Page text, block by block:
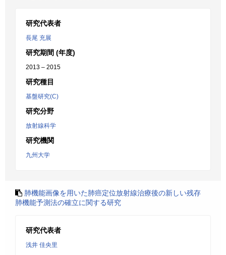
研究代表者
長尾 充展
研究期間 (年度)
2013 – 2015
研究種目
基盤研究(C)
研究分野
放射線科学
研究機関
九州大学
肺機能画像を用いた肺癌定位放射線治療後の新しい残存
肺機能予測法の確立に関する研究
研究代表者
浅井 佳央里